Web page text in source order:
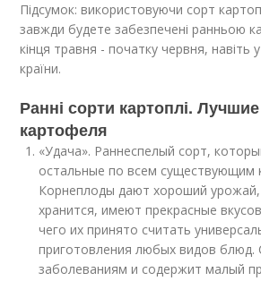
Підсумок: використовуючи сорт
завжди будете забезпечені ранньою
кінця травня - початку червня, навіть у
країни.
Ранні сорти картоплі.
картофеля
«Удача». Раннеспелый сорт,
остальные по всем существующим
Корнеплоды дают хороший
хранится, имеют прекрасные
чего их принято считать
приготовления любых видов блюд.
заболеваниям и содержит малый